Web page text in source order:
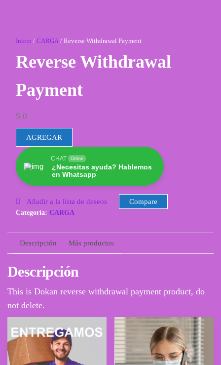
Inicio / CARGA/ Reverse Withdrawal Payment
Reverse Withdrawal
Payment
$0
Reverse
Withdrawal
Payment
cantidad
AGREGAR
CHAT Online
¿Necesitas ayuda? Hablemos
en Whatsapp
Añadir a la lista de deseos Compare
Categoría: CARGA
Descripción Más productos
Descripción
This is Dokan reverse withdrawal payment product, do
not delete.